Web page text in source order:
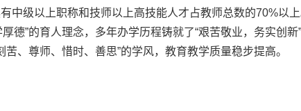
中级以上职称和技师以上高技能人才占教师总数的70%以
德”的育人理念，多年办学历程铸就了“艰苦敬业，务实创新
苦、尊师、惜时、善思”的学风，教育教学质量稳步提高。